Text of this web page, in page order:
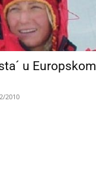
u Europskom
2010